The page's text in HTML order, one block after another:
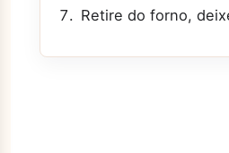
Retire do forno,